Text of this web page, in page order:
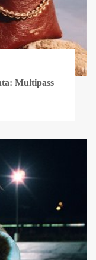
Multipass